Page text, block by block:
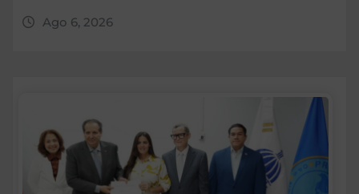
Ago 6, 2026